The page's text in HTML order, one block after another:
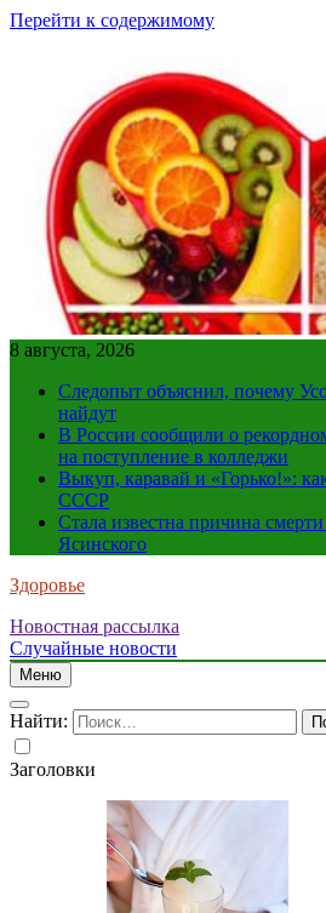
Перейти к содержимому
8 августа, 2026
Следопыт объяснил, почему
найдут
В России сообщили о
на поступление в колледжи
Выкуп, каравай и «Горько!»:
СССР
Стала известна причина смерти
Ясинского
Здоровье
Новостная рассылка
Случайные новости
Меню
Найти:
Заголовки